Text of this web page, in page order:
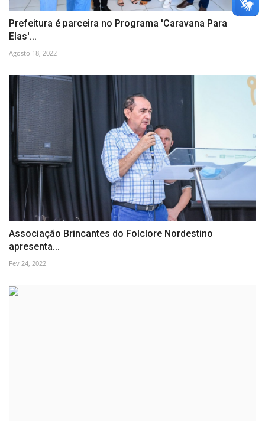
Prefeitura é parceira no Programa 'Caravana Para
Elas'...
Agosto 18, 2022
Associação Brincantes do Folclore Nordestino
apresenta...
Fev 24, 2022